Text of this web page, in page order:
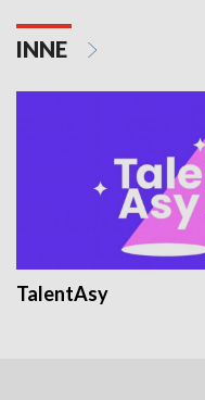
INNE
TalentAsy